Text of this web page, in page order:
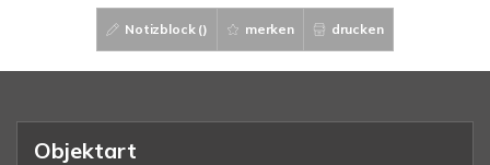
Notizblock () merken drucken
Objektart